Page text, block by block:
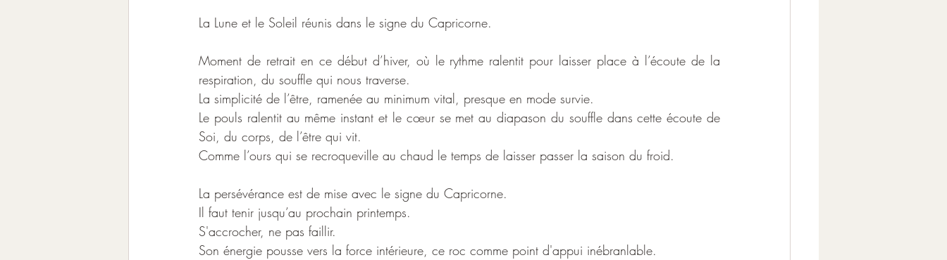
La Lune et le Soleil réunis dans le signe du Capricorne.
Moment de retrait en ce début d’hiver, où le rythme ralentit pour laisser place à l’écoute de la
respiration, du souffle qui nous traverse.
La simplicité de l’être, ramenée au minimum vital, presque en mode survie.
Le pouls ralentit au même instant et le cœur se met au diapason du souffle dans cette écoute de
Soi, du corps, de l’être qui vit.
Comme l’ours qui se recroqueville au chaud le temps de laisser passer la saison du froid.
La persévérance est de mise avec le signe du Capricorne.
Il faut tenir jusqu’au prochain printemps.
S'accrocher, ne pas faillir.
Son énergie pousse vers la force intérieure, ce roc comme point d'appui inébranlable.